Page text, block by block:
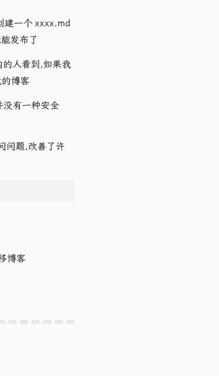
建一个 xxxx.md
发布了
人看到,如果我
博客
没有一种安全
问题,改善了许
博客